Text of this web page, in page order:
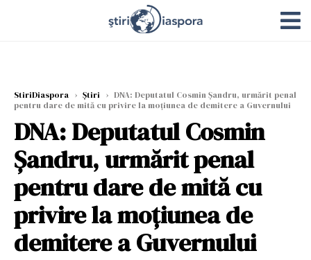
StiriDiaspora › Știri › DNA: Deputatul Cosmin Şandru, urmărit penal
pentru dare de mită cu privire la moţiunea de demitere a Guvernului
DNA: Deputatul Cosmin
Şandru, urmărit penal
pentru dare de mită cu
privire la moţiunea de
demitere a Guvernului